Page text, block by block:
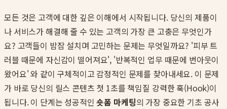
모든 것은 고객에 대한 깊은 이해에서 시작됩니다. 당신의 제품이
나 서비스가 해결해 줄 수 있는 고객의 가장 큰 고충은 무엇인가
요? 고객들이 밤잠 설치며 고민하는 문제는 무엇일까요? '피부 트
러블 때문에 자신감이 떨어져요', '반복적인 업무 때문에 번아웃이
왔어요' 와 같이 구체적이고 감정적인 문제를 찾아내세요. 이 문제
가 바로 당신의 릴스 콘텐츠 첫 1초를 책임질 강력한 훅(Hook)이
됩니다. 이 단계는 성공적인숏폼 마케팅의 가장 중요한 기초 공사